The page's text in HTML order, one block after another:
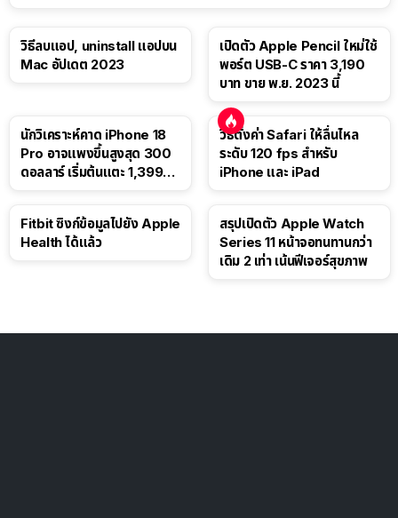
วิธีลบแอป, uninstall แอปบน
Mac อัปเดต 2023
เปิดตัว Apple Pencil ใหม่ใช้
พอร์ต USB-C ราคา 3,190
บาท ขาย พ.ย. 2023 นี้
นักวิเคราะห์คาด iPhone 18
Pro อาจแพงขึ้นสูงสุด 300
ดอลลาร์ เริ่มต้นแตะ 1,399
วิธีตั้งค่า Safari ให้ลื่นไหล
ระดับ 120 fps สำหรับ
iPhone และ iPad
Fitbit ซิงก์ข้อมูลไปยัง Apple
Health ได้แล้ว
สรุปเปิดตัว Apple Watch
Series 11 หน้าจอทนทานกว่า
เดิม 2 เท่า เน้นฟีเจอร์สุขภาพ